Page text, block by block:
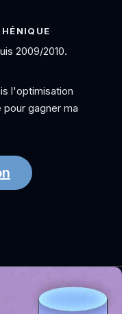
2009/2010.
l'optimisation
pour gagner ma